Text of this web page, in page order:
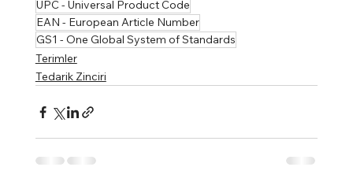
UPC - Universal Product Code
EAN - European Article Number
GS1 - One Global System of Standards
Terimler
Tedarik Zinciri